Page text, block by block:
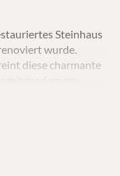
Steinhaus
wurde.
diese charmante
Gruppen einen
Umgebung